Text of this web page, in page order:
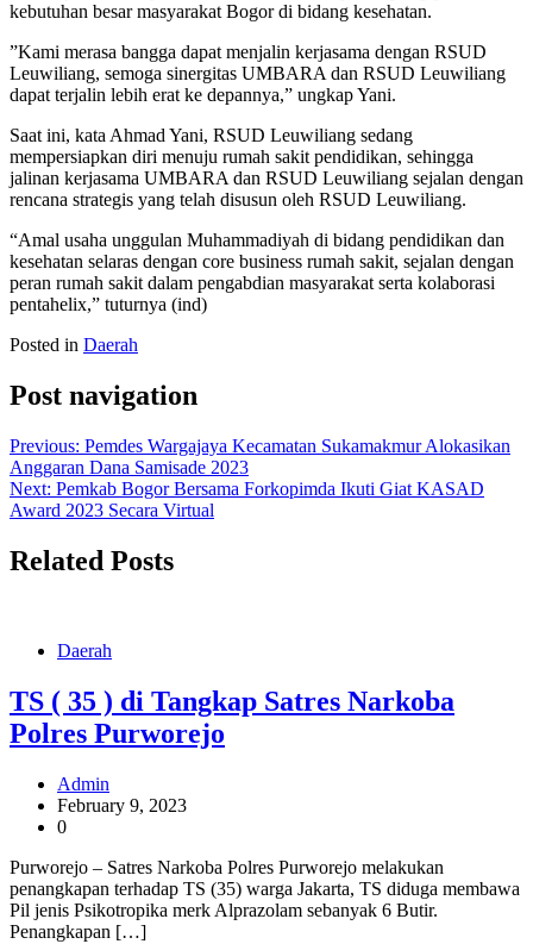
kebutuhan besar masyarakat Bogor di bidang kesehatan.
”Kami merasa bangga dapat menjalin kerjasama dengan RSUD
Leuwiliang, semoga sinergitas UMBARA dan RSUD Leuwiliang
dapat terjalin lebih erat ke depannya,” ungkap Yani.
Saat ini, kata Ahmad Yani, RSUD Leuwiliang sedang
mempersiapkan diri menuju rumah sakit pendidikan, sehingga
jalinan kerjasama UMBARA dan RSUD Leuwiliang sejalan dengan
rencana strategis yang telah disusun oleh RSUD Leuwiliang.
“Amal usaha unggulan Muhammadiyah di bidang pendidikan dan
kesehatan selaras dengan core business rumah sakit, sejalan dengan
peran rumah sakit dalam pengabdian masyarakat serta kolaborasi
pentahelix,” tuturnya (ind)
Posted in Daerah
Post navigation
Previous: Pemdes Wargajaya Kecamatan Sukamakmur Alokasikan
Anggaran Dana Samisade 2023
Next: Pemkab Bogor Bersama Forkopimda Ikuti Giat KASAD
Award 2023 Secara Virtual
Related Posts
Daerah
TS ( 35 ) di Tangkap Satres Narkoba
Polres Purworejo
Admin
February 9, 2023
0
Purworejo – Satres Narkoba Polres Purworejo melakukan
penangkapan terhadap TS (35) warga Jakarta, TS diduga membawa
Pil jenis Psikotropika merk Alprazolam sebanyak 6 Butir.
Penangkapan […]